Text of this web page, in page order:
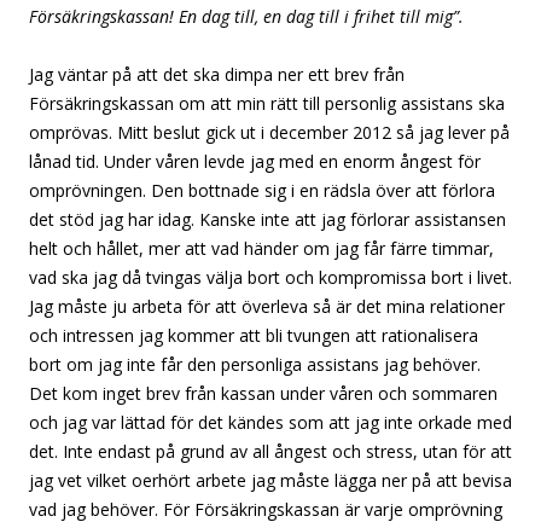
Försäkringskassan! En dag till, en dag till i frihet till mig”.
Jag väntar på att det ska dimpa ner ett brev från
Försäkringskassan om att min rätt till personlig assistans ska
omprövas. Mitt beslut gick ut i december 2012 så jag lever på
lånad tid. Under våren levde jag med en enorm ångest för
omprövningen. Den bottnade sig i en rädsla över att förlora
det stöd jag har idag. Kanske inte att jag förlorar assistansen
helt och hållet, mer att vad händer om jag får färre timmar,
vad ska jag då tvingas välja bort och kompromissa bort i livet.
Jag måste ju arbeta för att överleva så är det mina relationer
och intressen jag kommer att bli tvungen att rationalisera
bort om jag inte får den personliga assistans jag behöver.
Det kom inget brev från kassan under våren och sommaren
och jag var lättad för det kändes som att jag inte orkade med
det. Inte endast på grund av all ångest och stress, utan för att
jag vet vilket oerhört arbete jag måste lägga ner på att bevisa
vad jag behöver. För Försäkringskassan är varje omprövning